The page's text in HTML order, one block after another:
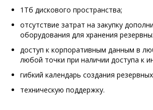
1Тб дискового пространства;
отсутствие затрат на закупку
оборудования для хранения
доступ к корпоративным данным в
любой точки при наличии доступа к
гибкий календарь создания
техническую поддержку.